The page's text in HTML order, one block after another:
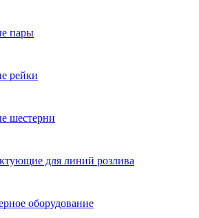
пары
рейки
шестерни
для линий розлива
оборудование